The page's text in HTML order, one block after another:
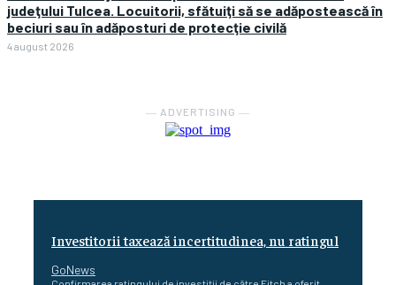
judeţului Tulcea. Locuitorii, sfătuiţi să se adăpostească în
beciuri sau în adăposturi de protecţie civilă
4 august 2026
― ADVERTISING ―
Investitorii taxează incertitudinea, nu ratingul
GoNews